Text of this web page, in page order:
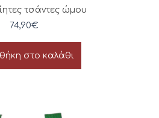
τσάντες ώμου
74,90€
στο καλάθι